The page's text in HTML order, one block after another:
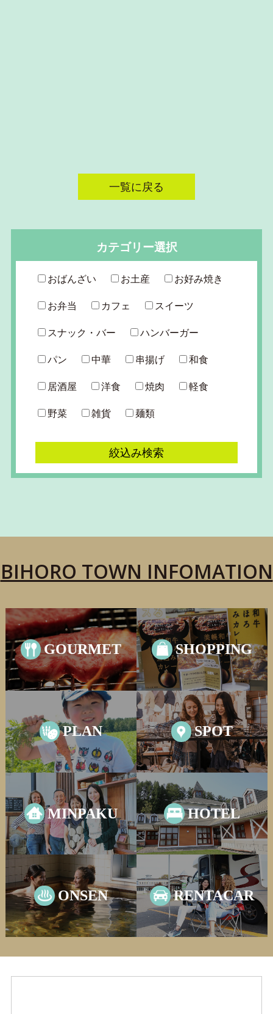
一覧に戻る
カテゴリー選択
おばんざい お土産 お好み焼き
お弁当 カフェ スイーツ
スナック・バー ハンバーガー
パン 中華 串揚げ 和食
居酒屋 洋食 焼肉 軽食
野菜 雑貨 麺類
絞込み検索
BIHORO TOWN INFOMATION
GOURMET SHOPPING
PLAN SPOT
MINPAKU HOTEL
ONSEN RENTACAR